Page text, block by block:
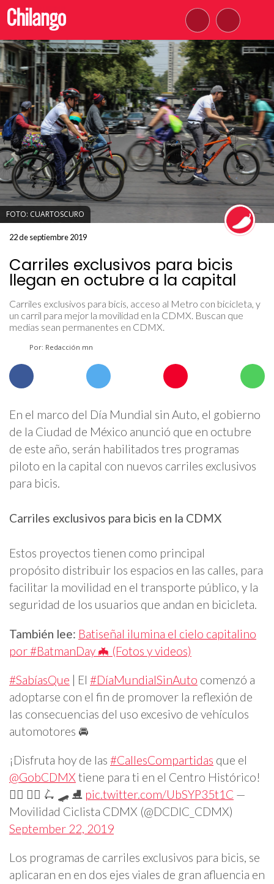
FOTO: CUARTOSCURO
22 de septiembre 2019
Carriles exclusivos para bicis
llegan en octubre a la capital
Carriles exclusivos para bicis, acceso al Metro con bicicleta, y
un carril para mejor la movilidad en la CDMX. Buscan que
medias sean permanentes en CDMX.
Por: Redacción mn
En el marco del Día Mundial sin Auto, el gobierno
de la Ciudad de México anunció que en octubre
de este año, serán habilitados tres programas
piloto en la capital con nuevos carriles exclusivos
para bicis.
Carriles exclusivos para bicis en la CDMX
Estos proyectos tienen como principal
propósito distribuir los espacios en las calles, para
facilitar la movilidad en el transporte público, y la
seguridad de los usuarios que andan en bicicleta.
También lee: Batiseñal ilumina el cielo capitalino
por #BatmanDay 🦇 (Fotos y videos)
#SabíasQue | El #DíaMundialSinAuto comenzó a
adoptarse con el fin de promover la reflexión de
las consecuencias del uso excesivo de vehículos
automotores 🚘
¡Disfruta hoy de las #CallesCompartidas que el
@GobCDMX tiene para ti en el Centro Histórico!
🚶‍♂️ 🚴‍♀️ 🛴 🛹 ⛸️ pic.twitter.com/UbSYP35t1C —
Movilidad Ciclista CDMX (@DCDIC_CDMX)
September 22, 2019
Los programas de carriles exclusivos para bicis, se
aplicaran en en dos ejes viales de gran afluencia en